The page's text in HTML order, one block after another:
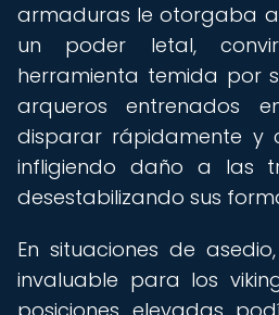
armaduras le otorgaba
un poder letal,
herramienta temida por
arqueros entrenados
disparar rápidamente y
infligiendo daño a las
desestabilizando sus
En situaciones de
invaluable para los